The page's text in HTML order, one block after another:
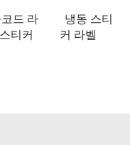
드 라
티커
냉동 스티
커 라벨